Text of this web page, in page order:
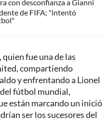
con desconfianza a Gianni
de FIFA; "intentó
fue una de las
compartiendo
y enfrentando a Lionel
fútbol mundial,
están marcando un inició
ser los sucesores del